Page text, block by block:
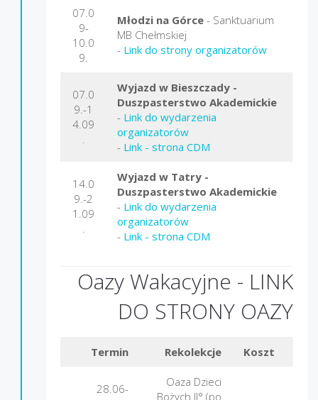
07.0
9-
10.0
9.
Młodzi na Górce - Sanktuarium
MB Chełmskiej
- Link do strony organizatorów
07.0
9.-1
4.09
Wyjazd w Bieszczady -
Duszpasterstwo Akademickie
- Link do wydarzenia
organizatorów
- Link - strona CDM
14.0
9.-2
1.09
Wyjazd w Tatry -
Duszpasterstwo Akademickie
- Link do wydarzenia
organizatorów
- Link - strona CDM
Oazy Wakacyjne - LINK
DO STRONY OAZY
Termin Rekolekcje Koszt
28.06-
Oaza Dzieci
Bożych II° (po